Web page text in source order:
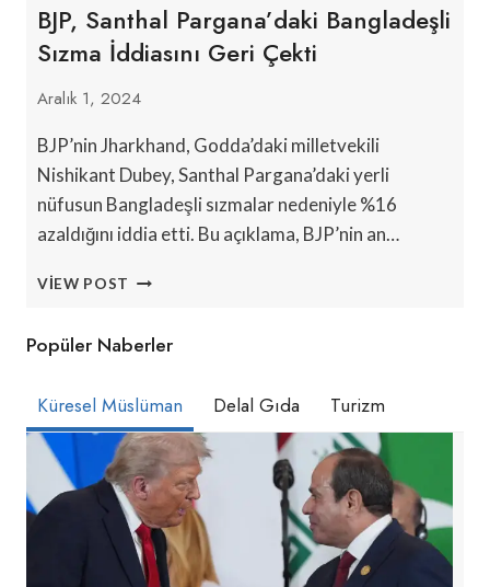
BJP, Santhal Pargana’daki Bangladeşli
Sızma İddiasını Geri Çekti
Aralık 1, 2024
BJP’nin Jharkhand, Godda’daki milletvekili
Nishikant Dubey, Santhal Pargana’daki yerli
nüfusun Bangladeşli sızmalar nedeniyle %16
azaldığını iddia etti. Bu açıklama, BJP’nin an…
VIEW POST BJP,
BANGLADEŞLI
GERI
ÇEKTI
Popüler Naberler
Küresel Müslüman Delal Gıda Turizm